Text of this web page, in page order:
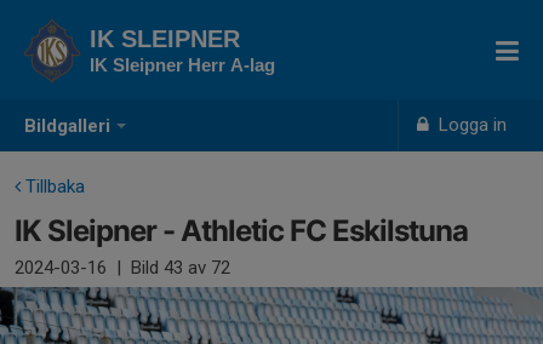
Bildgalleri Logga in
IK SLEIPNER
IK Sleipner Herr A-lag
Tillbaka
IK Sleipner - Athletic FC Eskilstuna
2024-03-16 | Bild 43 av 72